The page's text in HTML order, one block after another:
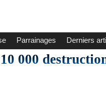
Parrainages Derniers
000